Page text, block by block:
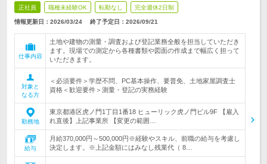
正社員 職種未経験OK 転勤なし 完全週休2日制
情報更新日：2026/03/24 終了予定日： 2026/09/21
仕事内容
土地や建物の測量・調査および登記業務全般を担当していただき
ます。現場での測定から各種書類や図面の作成まで幅広く担って
いただきます。
対象と
なる方
＜必須要件＞学歴不問、PC基本操作、要普免、土地家屋調査士
資格＜歓迎要件＞測量・登記の実務経験
勤務地
東京都港区虎ノ門1丁目1番18 ヒューリック虎ノ門ビル9F 【雇入
れ直後】上記事業所 【変更の範囲…
給与
月給370,000円～500,000円※経験やスキル、前職の給与を考慮し
決定します。※上記金額にはみなし残業代（ 8…